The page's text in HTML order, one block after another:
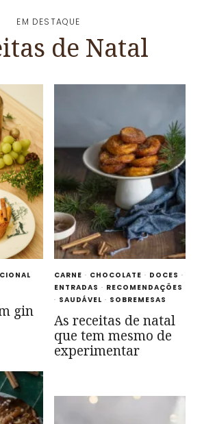
EM DESTAQUE
de Natal
gin
CARNE · CHOCOLATE · DOCES ·
ENTRADAS · RECOMENDAÇÕES
· SAUDÁVEL · SOBREMESAS
As receitas de natal
que tem mesmo de
experimentar